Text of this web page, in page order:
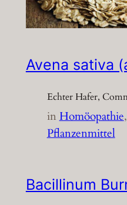
Avena sativa
Echter Hafer,
inHomöopathie
Pflanzenmittel
Bacillinum